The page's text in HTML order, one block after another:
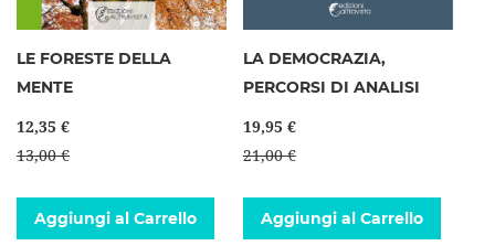
LE FORESTE DELLA
MENTE
12,35 €
13,00 €
Aggiungi al Carrello
LA DEMOCRAZIA,
PERCORSI DI ANALISI
19,95 €
21,00 €
Aggiungi al Carrello